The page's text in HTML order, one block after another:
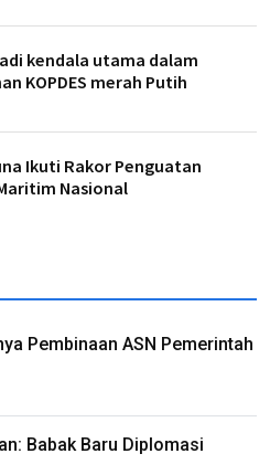
kendala utama dalam
KOPDES merah Putih
Ikuti Rakor Penguatan
Nasional
Pembinaan ASN Pemerintah
Babak Baru Diplomasi